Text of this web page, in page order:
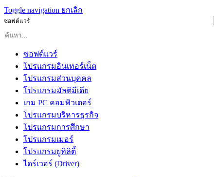
Toggle navigation ยกเลิก
ซอฟต์แวร์
ซอฟต์แวร์
โปรแกรมอินเทอร์เน็ต
โปรแกรมส่วนบุคคล
โปรแกรมมัลติมีเดีย
เกม PC คอมพิวเตอร์
โปรแกรมบริหารธุรกิจ
โปรแกรมการศึกษา
โปรแกรมเมอร์
โปรแกรมยูทิลิตี้
ไดร์เวอร์ (Driver)